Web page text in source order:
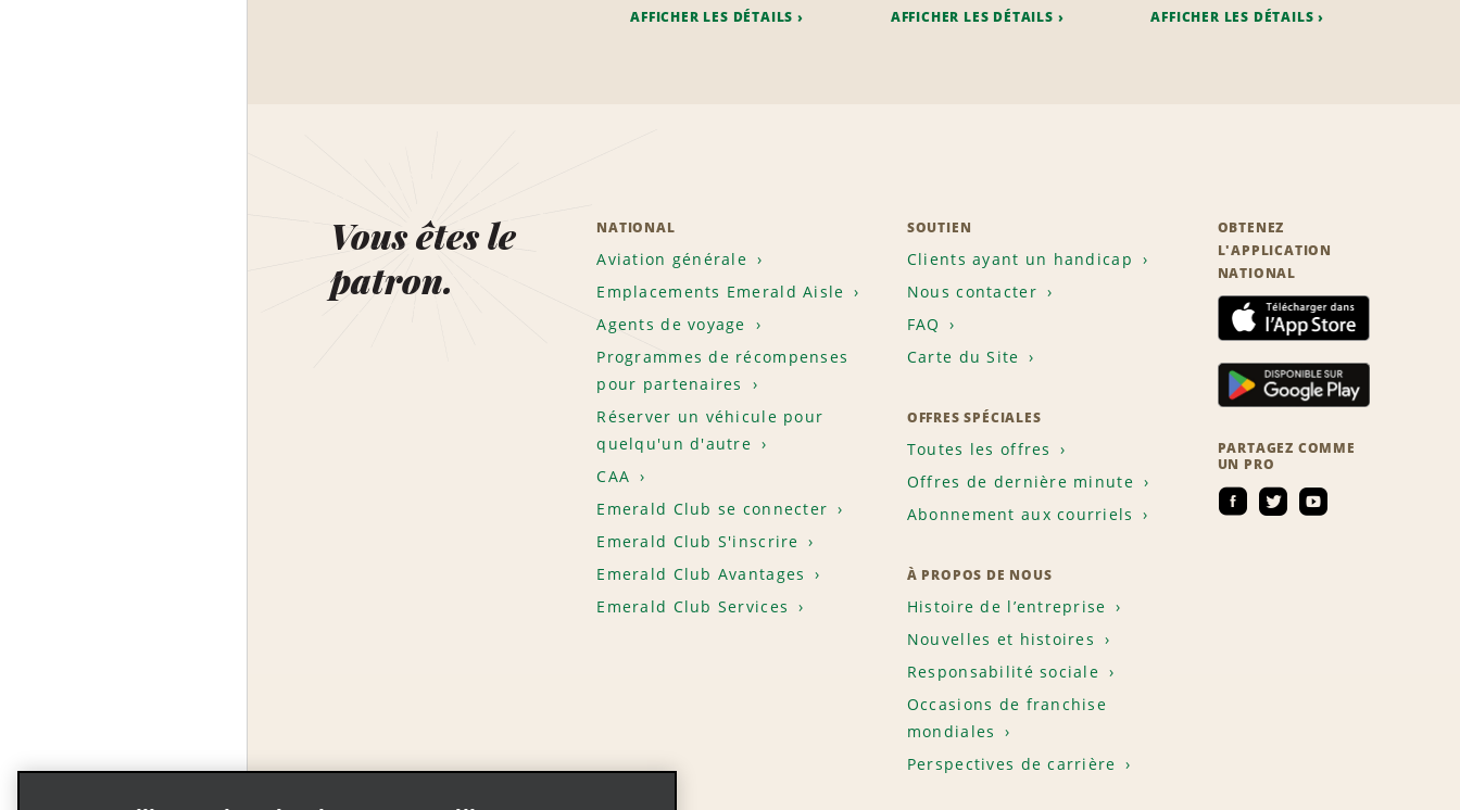
AFFICHER LES DÉTAILS
AFFICHER LES DÉTAILS
AFFICHER LES DÉTAILS
Vous êtes le
patron.
NATIONAL
Aviation générale
Emplacements Emerald Aisle
Agents de voyage
Programmes de récompenses
pour partenaires
Réserver un véhicule pour
quelqu'un d'autre
CAA
Emerald Club se connecter
Emerald Club S'inscrire
Emerald Club Avantages
Emerald Club Services
SOUTIEN
Clients ayant un handicap
Nous contacter
FAQ
Carte du Site
OFFRES SPÉCIALES
Toutes les offres
Offres de dernière minute
Abonnement aux courriels
À PROPOS DE NOUS
Histoire de l’entreprise
Nouvelles et histoires
Responsabilité sociale
Occasions de franchise
mondiales
Perspectives de carrière
OBTENEZ
L'APPLICATION
NATIONAL
PARTAGEZ COMME
UN PRO